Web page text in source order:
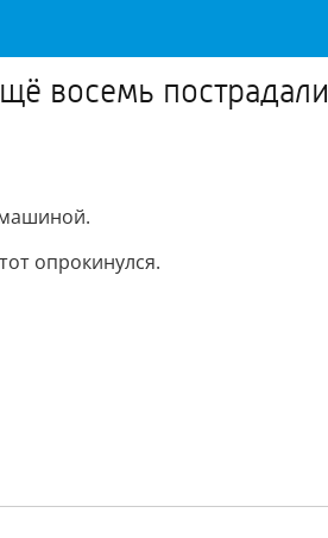
восемь пострадали
опрокинулся.